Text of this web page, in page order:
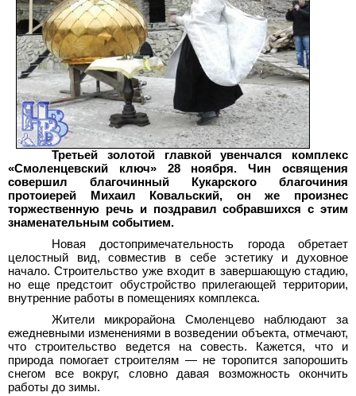
Третьей золотой главкой увенчался комплекс
«Смоленцевский ключ» 28 ноября. Чин освящения
совершил благочинный Кукарского благочиния
протоиерей Михаил Ковальский, он же произнес
торжественную речь и поздравил собравшихся с этим
знаменательным событием.
Новая достопримечательность города обретает
целостный вид, совместив в себе эстетику и духовное
начало. Строительство уже входит в завершающую стадию,
но еще предстоит обустройство прилегающей территории,
внутренние работы в помещениях комплекса.
Жители микрорайона Смоленцево наблюдают за
ежедневными изменениями в возведении объекта, отмечают,
что строительство ведется на совесть. Кажется, что и
природа помогает строителям — не торопится запорошить
снегом все вокруг, словно давая возможность окончить
работы до зимы.